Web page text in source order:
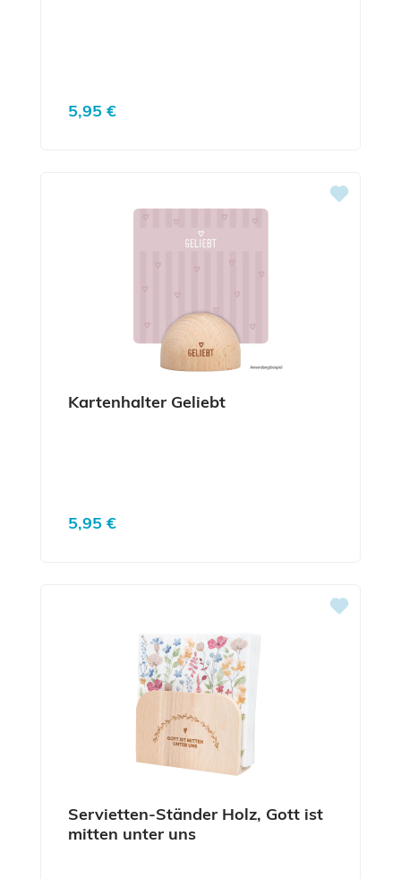
Regulärer Preis:
5,95 €
Kartenhalter Geliebt
Regulärer Preis:
5,95 €
Servietten-Ständer Holz, Gott ist
mitten unter uns